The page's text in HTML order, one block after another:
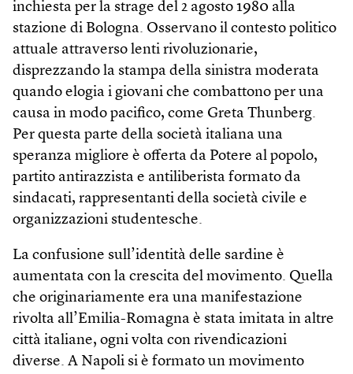
inchiesta per la strage del 2 agosto 1980 alla
stazione di Bologna. Osservano il contesto politico
attuale attraverso lenti rivoluzionarie,
disprezzando la stampa della sinistra moderata
quando elogia i giovani che combattono per una
causa in modo pacifico, come Greta Thunberg.
Per questa parte della società italiana una
speranza migliore è offerta da Potere al popolo,
partito antirazzista e antiliberista formato da
sindacati, rappresentanti della società civile e
organizzazioni studentesche.
La confusione sull’identità delle sardine è
aumentata con la crescita del movimento. Quella
che originariamente era una manifestazione
rivolta all’Emilia-Romagna è stata imitata in altre
città italiane, ogni volta con rivendicazioni
diverse. A Napoli si è formato un movimento